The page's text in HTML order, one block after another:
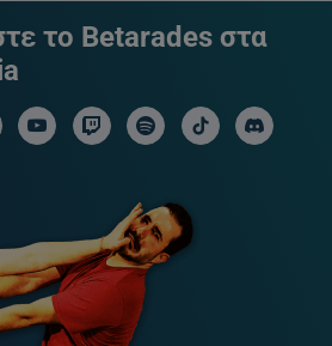
το Betarades στα
social link
youtube social link
twitch social link
spotify social link
tiktok social link
discord